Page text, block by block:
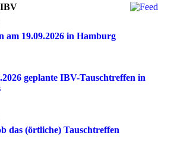
IBV
am 19.09.2026 in Hamburg
geplante IBV-Tauschtreffen in
das (örtliche) Tauschtreffen